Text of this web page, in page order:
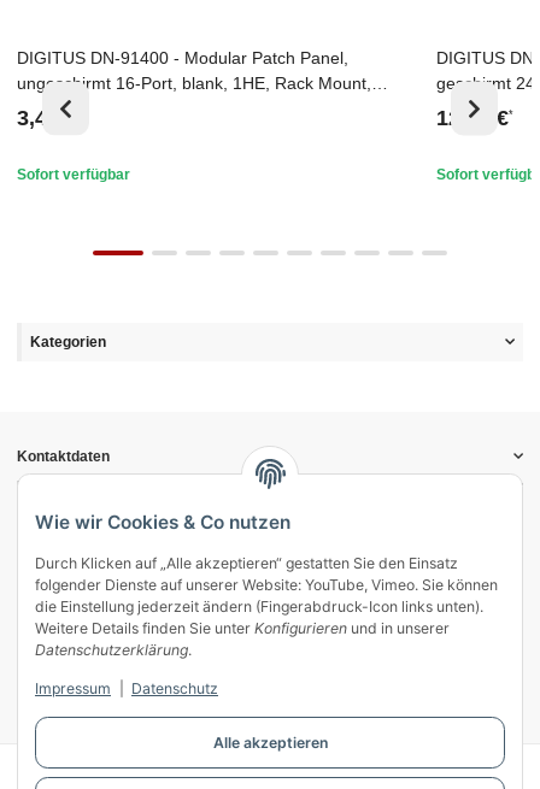
Alle akzeptieren
Wie wir Cookies & Co nutzen
Durch Klicken auf „Alle akzeptieren“ gestatten Sie den Einsatz
folgender Dienste auf unserer Website: YouTube, Vimeo. Sie können
die Einstellung jederzeit ändern (Fingerabdruck-Icon links unten).
Weitere Details finden Sie unter Konfigurieren und in unserer
Datenschutzerklärung.
Impressum Datenschutz
Top
DIGITUS DN-91400 - Modular Patch Panel,
ungeschirmt 16-Port, blank, 1HE, Rack Mount,
Schwarz RAL 9005
3,43 €
Sofort verfügbar
Top
DIGITUS
geschirmt
RAL 7035
12,38 €*
Sofort
Kategorien
Kontaktdaten
Informationen
Gesetzliche Informationen
Vertrag widerrufen
Zahlung & Versand
Mein Kundenkonto
Streitschlichtung
Unsere Herstellermarken